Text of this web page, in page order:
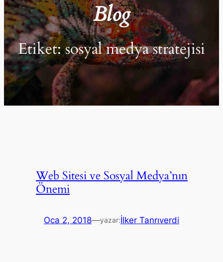
Blog
Etiket:sosyal medya stratejisi
Web Sitesi ve Sosyal Medya’nın
Önemi
Oca 2, 2018—yazar:İlker Tanrıverdi